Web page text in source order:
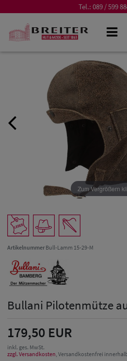
Tel.: 089 / 599
Zum Vergrößern
ArtikelnummerBull-Lamm 15-29-M
Bullani Pilotenmütze
179,50 EUR
inkl. ges. MwSt.
zzgl. Versandkosten , Versandkostenfrei